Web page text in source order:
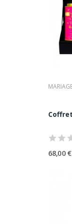
Ces
Ses
La
68,00 €